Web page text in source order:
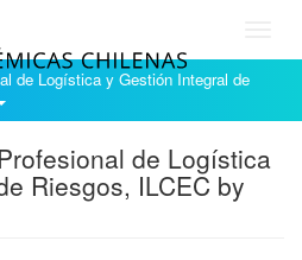
de Logística y Gestión Integral de
de Logística
Riesgos, ILCEC by